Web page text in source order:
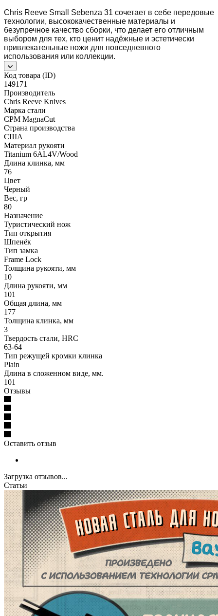
Chris Reeve Small Sebenza 31 сочетает в себе передовые
технологии, высококачественные материалы и
безупречное качество сборки, что делает его отличным
выбором для тех, кто ценит надёжные и эстетически
привлекательные ножи для повседневного
использования или коллекции.
Код товара (ID)
149171
Производитель
Chris Reeve Knives
Марка стали
CPM MagnaCut
Страна производства
США
Материал рукояти
Titanium 6AL4V/Wood
Длина клинка, мм
76
Цвет
Черный
Вес, гр
80
Назначение
Туристический нож
Тип открытия
Шпенёк
Тип замка
Frame Lock
Толщина рукояти, мм
10
Длина рукояти, мм
101
Общая длина, мм
177
Толщина клинка, мм
3
Твердость стали, HRC
63-64
Тип режущей кромки клинка
Plain
Длина в сложенном виде, мм.
101
Отзывы
Оставить отзыв
Загрузка отзывов...
Статьи